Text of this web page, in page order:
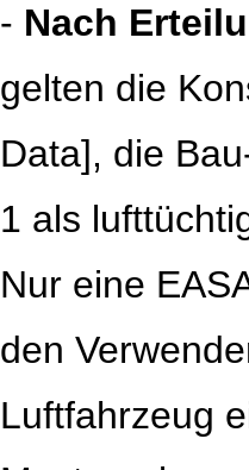
- Nach
gelten die
Data], die
1 als
Nur eine
den
Luftfahrzeug